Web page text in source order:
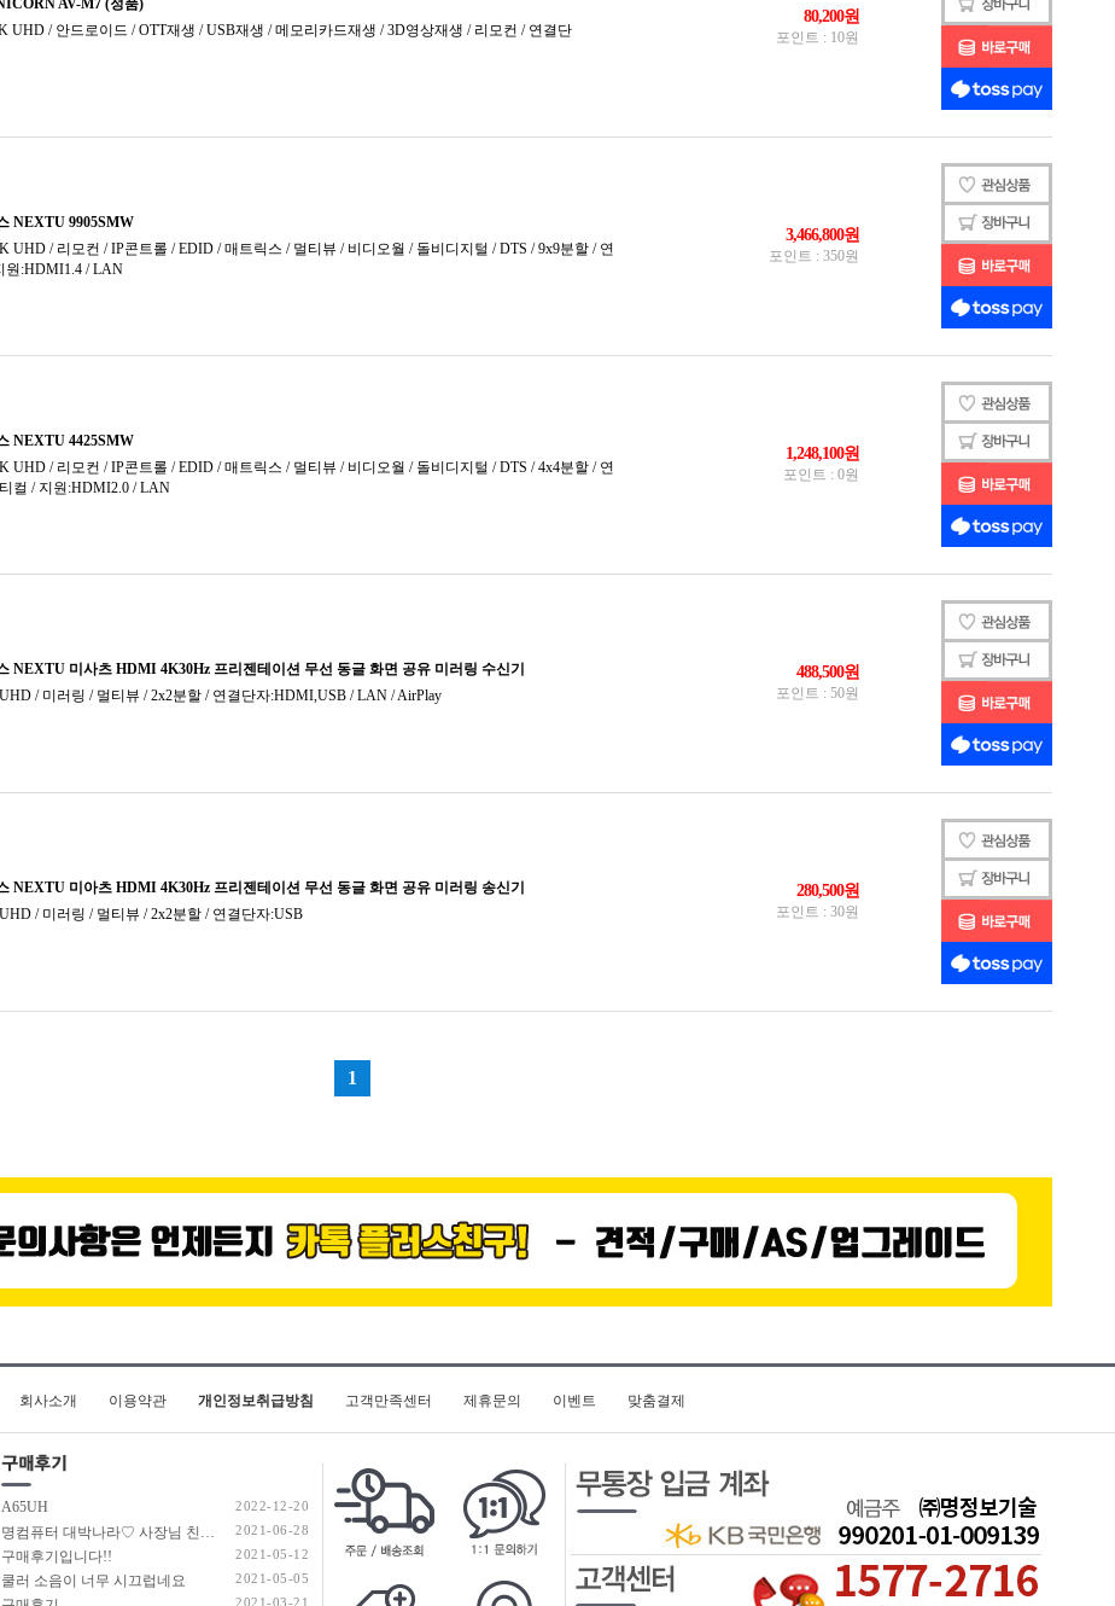
회사소개 이용약관 개인정보취급방침 고객만족센터 제휴문의 이벤트 맞춤결제
A65UH 2022-12-20
명컴퓨터 대박나라♡ 사장님 친절도 100000% / 부품 하자 0% 2021-06-28
구매후기입니다!! 2021-05-12
쿨러 소음이 너무 시끄럽네요 2021-05-05
2021-03-21